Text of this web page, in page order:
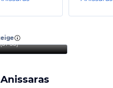
”
(51-55)